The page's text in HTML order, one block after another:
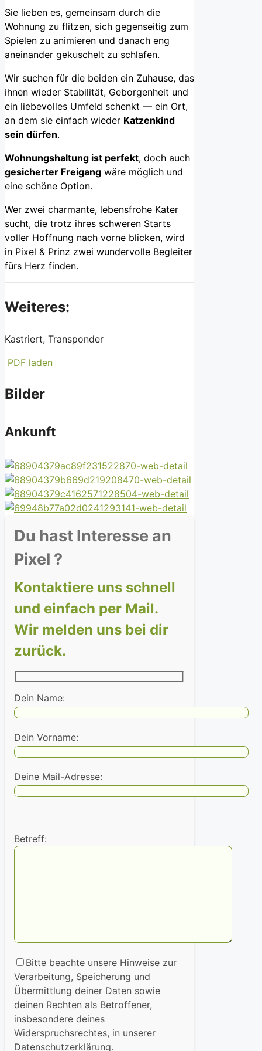
Sie lieben es, gemeinsam durch die
Wohnung zu flitzen, sich gegenseitig zum
Spielen zu animieren und danach eng
aneinander gekuschelt zu schlafen.
Wir suchen für die beiden ein Zuhause, das
ihnen wieder Stabilität, Geborgenheit und
ein liebevolles Umfeld schenkt — ein Ort,
an dem sie einfach wieder Katzenkind
sein dürfen.
Wohnungshaltung ist perfekt, doch auch
gesicherter Freigang wäre möglich und
eine schöne Option.
Wer zwei charmante, lebensfrohe Kater
sucht, die trotz ihres schweren Starts
voller Hoffnung nach vorne blicken, wird
in Pixel & Prinz zwei wundervolle Begleiter
fürs Herz finden.
Weiteres:
Kastriert, Transponder
PDF laden
Bilder
Ankunft
Du hast Interesse an
Pixel ?
Kontaktiere uns schnell
und einfach per Mail.
Wir melden uns bei dir
zurück.
Dein Name:
Dein Vorname:
Deine Mail-Adresse:
Betreff:
Bitte beachte unsere Hinweise zur
Verarbeitung, Speicherung und
Übermittlung deiner Daten sowie
deinen Rechten als Betroffener,
insbesondere deines
Widerspruchsrechtes, in unserer
Datenschutzerklärung.